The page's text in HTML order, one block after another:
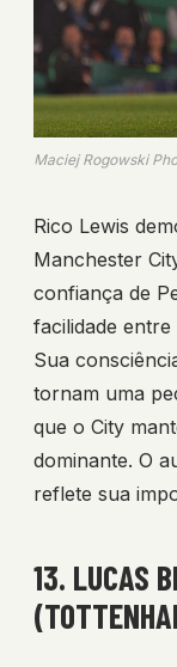
Maciej Rogowski
Rico Lewis
Manchester
confiança de
facilidade
Sua
tornam uma
que o City
dominante. O
reflete sua
13. LUCAS